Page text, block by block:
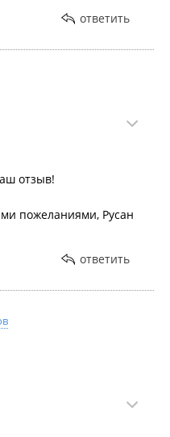
ответить
отзыв!
пожеланиями, Русан
ответить